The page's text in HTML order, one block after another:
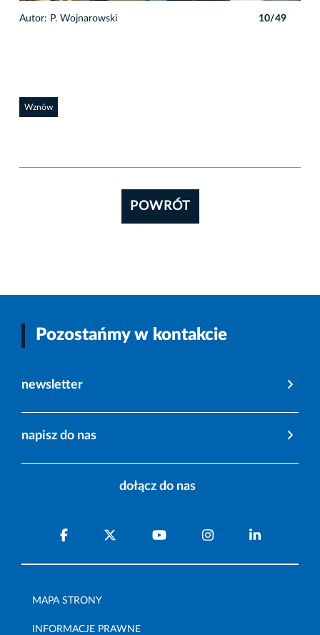
Autor: P. Wojnarowski 10/49
Wznów
POWRÓT
Pozostańmy w kontakcie
newsletter
napisz do nas
dołącz do nas
MAPA STRONY
INFORMACJE PRAWNE